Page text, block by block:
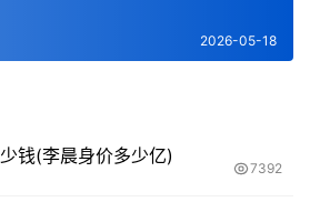
2026-05-18
钱(李晨身价多少亿)
7392